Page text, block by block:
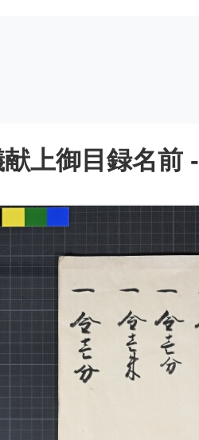
上御目録名前